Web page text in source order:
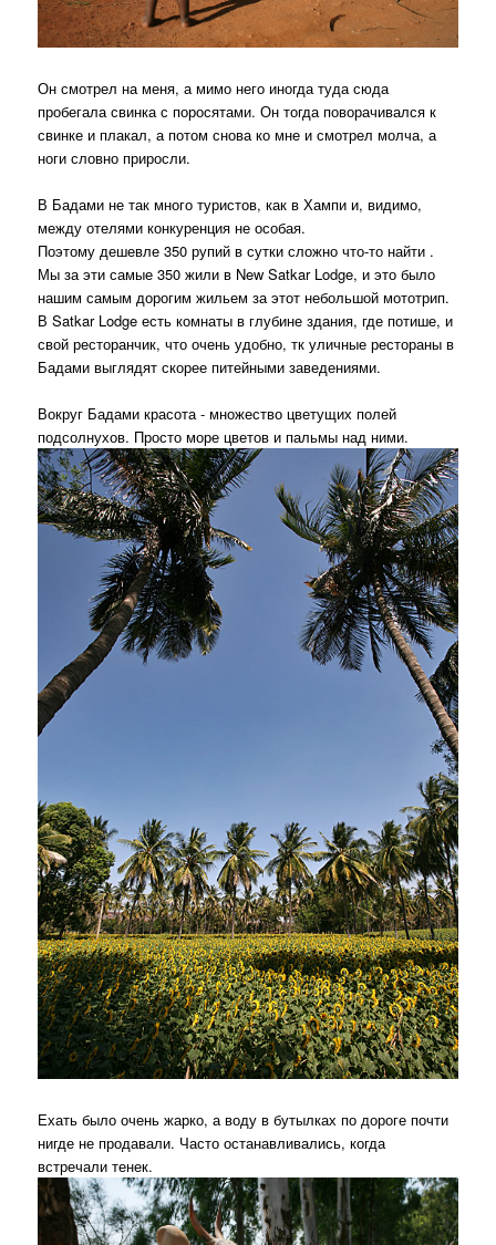
Он смотрел на меня, а мимо него иногда туда сюда
пробегала свинка с поросятами. Он тогда поворачивался к
свинке и плакал, а потом снова ко мне и смотрел молча, а
ноги словно приросли.
В Бадами не так много туристов, как в Хампи и, видимо,
между отелями конкуренция не особая.
Поэтому дешевле 350 рупий в сутки сложно что-то найти .
Мы за эти самые 350 жили в New Satkar Lodge, и это было
нашим самым дорогим жильем за этот небольшой мототрип.
В Satkar Lodge есть комнаты в глубине здания, где потише, и
свой ресторанчик, что очень удобно, тк уличные рестораны в
Бадами выглядят скорее питейными заведениями.
Вокруг Бадами красота - множество цветущих полей
подсолнухов. Просто море цветов и пальмы над ними.
Ехать было очень жарко, а воду в бутылках по дороге почти
нигде не продавали. Часто останавливались, когда
встречали тенек.